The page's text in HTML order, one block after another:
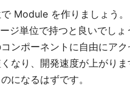
Module を作りましょう。
ジ単位で持つと良いでしょ
ンポーネントに自由にアク
なり、開発速度が上がり
になるはずです。